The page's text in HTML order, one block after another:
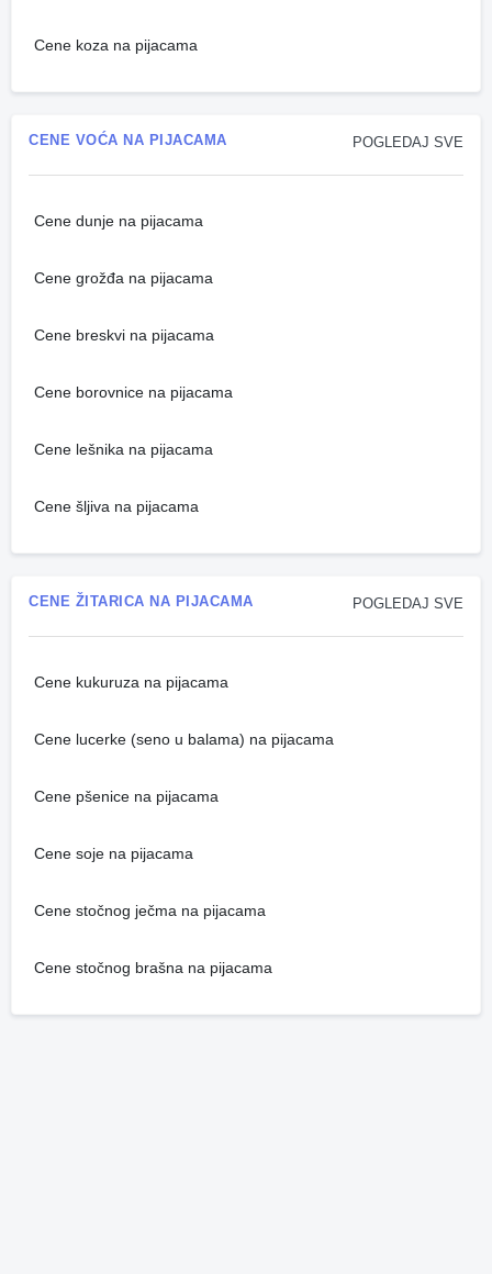
Cene koza na pijacama
POGLEDAJ SVE
CENE VOĆA NA PIJACAMA
Cene dunje na pijacama
Cene grožđa na pijacama
Cene breskvi na pijacama
Cene borovnice na pijacama
Cene lešnika na pijacama
Cene šljiva na pijacama
POGLEDAJ SVE
CENE ŽITARICA NA PIJACAMA
Cene kukuruza na pijacama
Cene lucerke (seno u balama) na pijacama
Cene pšenice na pijacama
Cene soje na pijacama
Cene stočnog ječma na pijacama
Cene stočnog brašna na pijacama